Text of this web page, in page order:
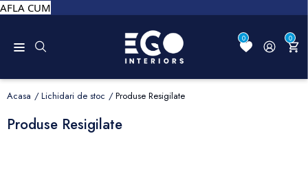
AFLA CUM
0 0
Acasa Lichidari de stoc Produse Resigilate
Produse Resigilate